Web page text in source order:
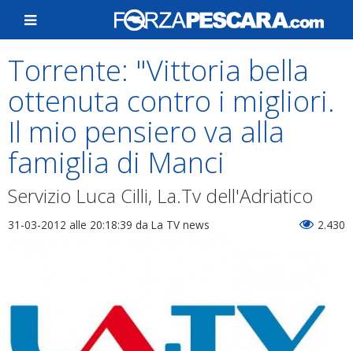
Torrente: "Vittoria bella
ottenuta contro i migliori.
Il mio pensiero va alla
famiglia di Manci
Servizio Luca Cilli, La.Tv dell'Adriatico
31-03-2012 alle 20:18:39 da La TV news 2.430